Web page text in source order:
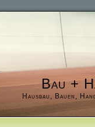
Bau +
Hausbau, Bauen,